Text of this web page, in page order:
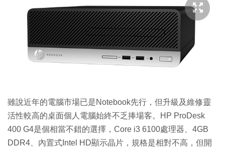
雖說近年的電腦市場已是Notebook先行，但升級及維修靈
活性較高的桌面個人電腦始終不乏捧場客。HP ProDesk
400 G4是個相當不錯的選擇，Core i3 6100處理器、4GB
DDR4、內置式Intel HD顯示晶片，規格是相對不高，但開